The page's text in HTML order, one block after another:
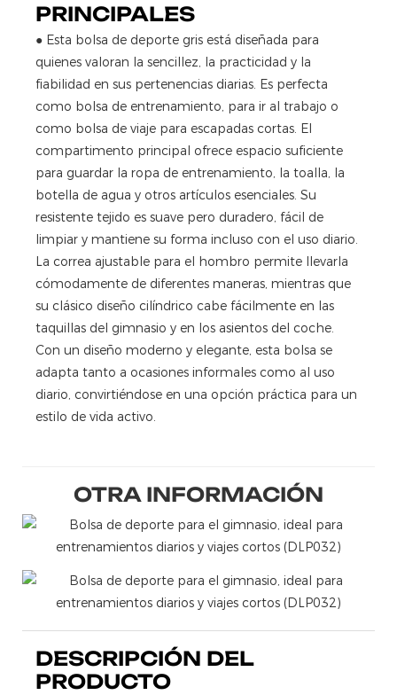
PRINCIPALES
● Esta bolsa de deporte gris está diseñada para
quienes valoran la sencillez, la practicidad y la
fiabilidad en sus pertenencias diarias. Es perfecta
como bolsa de entrenamiento, para ir al trabajo o
como bolsa de viaje para escapadas cortas. El
compartimento principal ofrece espacio suficiente
para guardar la ropa de entrenamiento, la toalla, la
botella de agua y otros artículos esenciales. Su
resistente tejido es suave pero duradero, fácil de
limpiar y mantiene su forma incluso con el uso diario.
La correa ajustable para el hombro permite llevarla
cómodamente de diferentes maneras, mientras que
su clásico diseño cilíndrico cabe fácilmente en las
taquillas del gimnasio y en los asientos del coche.
Con un diseño moderno y elegante, esta bolsa se
adapta tanto a ocasiones informales como al uso
diario, convirtiéndose en una opción práctica para un
estilo de vida activo.
OTRA INFORMACIÓN
DESCRIPCIÓN DEL
PRODUCTO